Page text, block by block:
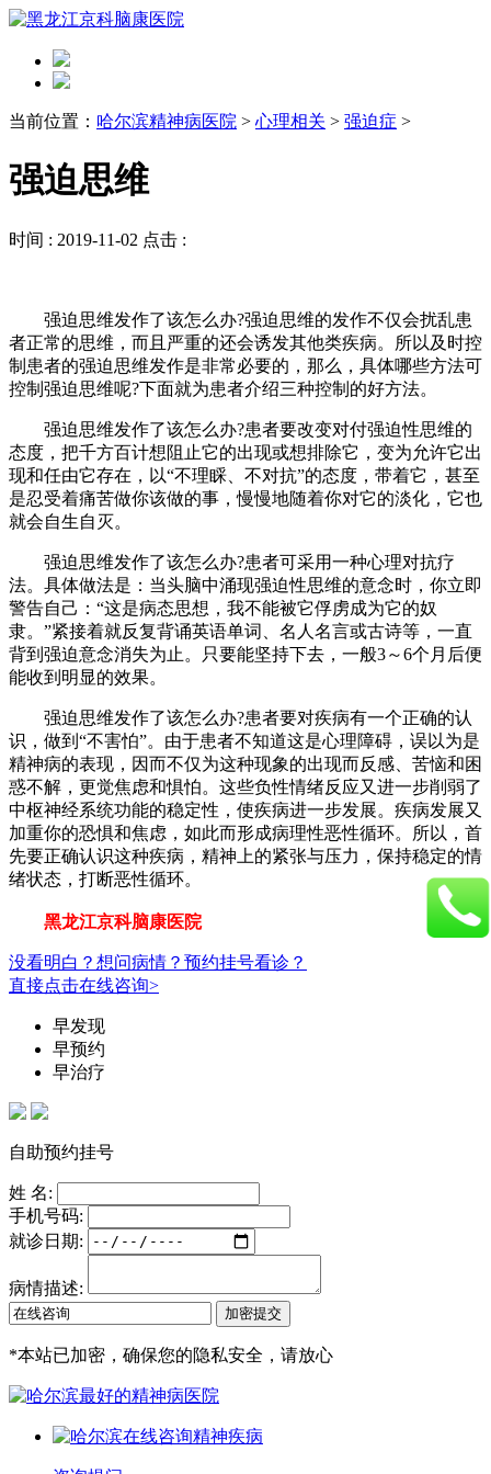
当前位置： 哈尔滨精神病医院 > 心理相关 > 强迫症 >
强迫思维
时间 : 2019-11-02 点击 :
强迫思维发作了该怎么办?强迫思维的发作不仅会扰乱患
者正常的思维，而且严重的还会诱发其他类疾病。所以及时控
制患者的强迫思维发作是非常必要的，那么，具体哪些方法可
控制强迫思维呢?下面就为患者介绍三种控制的好方法。
强迫思维发作了该怎么办?患者要改变对付强迫性思维的
态度，把千方百计想阻止它的出现或想排除它，变为允许它出
现和任由它存在，以“不理睬、不对抗”的态度，带着它，甚至
是忍受着痛苦做你该做的事，慢慢地随着你对它的淡化，它也
就会自生自灭。
强迫思维发作了该怎么办?患者可采用一种心理对抗疗
法。具体做法是：当头脑中涌现强迫性思维的意念时，你立即
警告自己：“这是病态思想，我不能被它俘虏成为它的奴
隶。”紧接着就反复背诵英语单词、名人名言或古诗等，一直
背到强迫意念消失为止。只要能坚持下去，一般3～6个月后便
能收到明显的效果。
强迫思维发作了该怎么办?患者要对疾病有一个正确的认
识，做到“不害怕”。由于患者不知道这是心理障碍，误以为是
精神病的表现，因而不仅为这种现象的出现而反感、苦恼和困
惑不解，更觉焦虑和惧怕。这些负性情绪反应又进一步削弱了
中枢神经系统功能的稳定性，使疾病进一步发展。疾病发展又
加重你的恐惧和焦虑，如此而形成病理性恶性循环。所以，首
先要正确认识这种疾病，精神上的紧张与压力，保持稳定的情
绪状态，打断恶性循环。
黑龙江京科脑康医院
没看明白？想问病情？预约挂号看诊？
直接点击在线咨询>
早发现
早预约
早治疗
自助预约挂号
姓 名:
手机号码:
就诊日期:
病情描述:
*本站已加密，确保您的隐私安全，请放心